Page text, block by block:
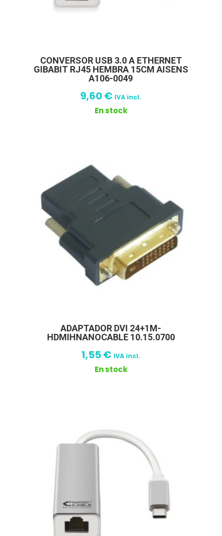
CONVERSOR USB 3.0 A ETHERNET
GIBABIT RJ45 HEMBRA 15CM AISENS
A106-0049
9,60€ IVA incl.
En stock
ADAPTADOR DVI 24+1M-
HDMIHNANOCABLE 10.15.0700
1,55€ IVA incl.
En stock